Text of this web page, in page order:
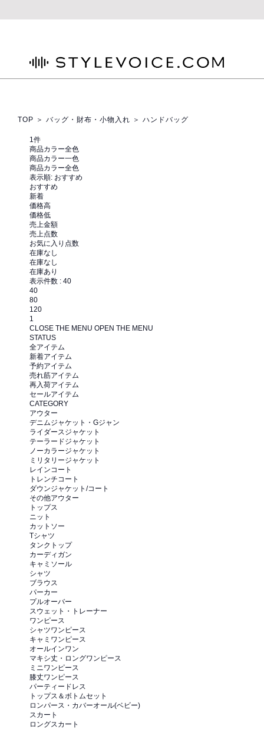
TOP ＞ バッグ・財布・小物入れ ＞ ハンドバッグ
1件
商品カラー全色
商品カラー一色
商品カラー全色
表示順: おすすめ
おすすめ
新着
価格高
価格低
売上金額
売上点数
お気に入り点数
在庫なし
在庫なし
在庫あり
表示件数 : 40
40
80
120
1
CLOSE THE MENU OPEN THE MENU
STATUS
全アイテム
新着アイテム
予約アイテム
売れ筋アイテム
再入荷アイテム
セールアイテム
CATEGORY
アウター
デニムジャケット・Gジャン
ライダースジャケット
テーラードジャケット
ノーカラージャケット
ミリタリージャケット
レインコート
トレンチコート
ダウンジャケット/コート
その他アウター
トップス
ニット
カットソー
Tシャツ
タンクトップ
カーディガン
キャミソール
シャツ
ブラウス
パーカー
プルオーバー
スウェット・トレーナー
ワンピース
シャツワンピース
キャミワンピース
オールインワン
マキシ丈・ロングワンピース
ミニワンピース
膝丈ワンピース
パーティードレス
トップス＆ボトムセット
ロンパース・カバーオール(ベビー)
スカート
ロングスカート